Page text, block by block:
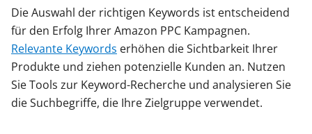
Die Auswahl der richtigen Keywords ist entscheidend
für den Erfolg Ihrer Amazon PPC Kampagnen.
Relevante Keywords erhöhen die Sichtbarkeit Ihrer
Produkte und ziehen potenzielle Kunden an. Nutzen
Sie Tools zur Keyword-Recherche und analysieren Sie
die Suchbegriffe, die Ihre Zielgruppe verwendet.